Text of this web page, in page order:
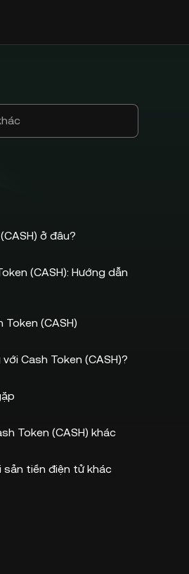
ở đâu?
(CASH): Hướng dẫn
Token (CASH)
Cash Token (CASH)?
Token (CASH) khác
sản tiền điện tử khác